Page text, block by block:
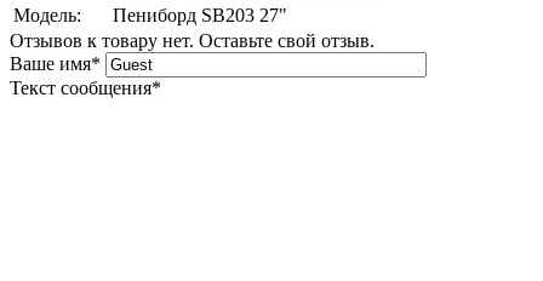
Модель:
Пениборд SB203 27"
Отзывов к товару нет. Оставьте свой отзыв.
Ваше имя*
Текст сообщения*